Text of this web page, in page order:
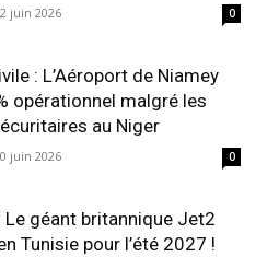
juin 2026 0
: L’Aéroport de Niamey
opérationnel malgré les
au Niger
juin 2026 0
Le géant britannique Jet2
Tunisie pour l’été 2027 !